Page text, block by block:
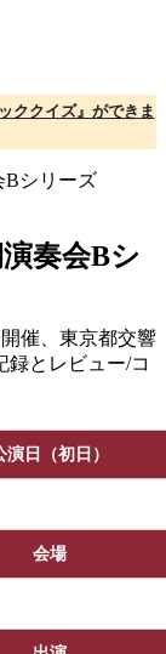
ククイズ』ができま
奏会Bシ
催、東京都交響
録とレビュー/コ
演日（初日）
会場